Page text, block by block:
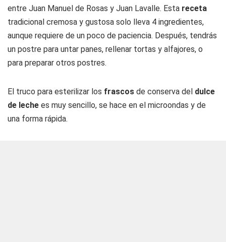
entre Juan Manuel de Rosas y Juan Lavalle. Esta receta
tradicional cremosa y gustosa solo lleva 4 ingredientes,
aunque requiere de un poco de paciencia. Después, tendrás
un postre para untar panes, rellenar tortas y alfajores, o
para preparar otros postres.
El truco para esterilizar los frascos de conserva del dulce
de leche es muy sencillo, se hace en el microondas y de
una forma rápida.